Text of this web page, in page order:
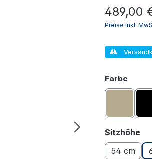
Regulärer
489,00
Preise inkl.
Farbe
Sitzhöhe
54 cm